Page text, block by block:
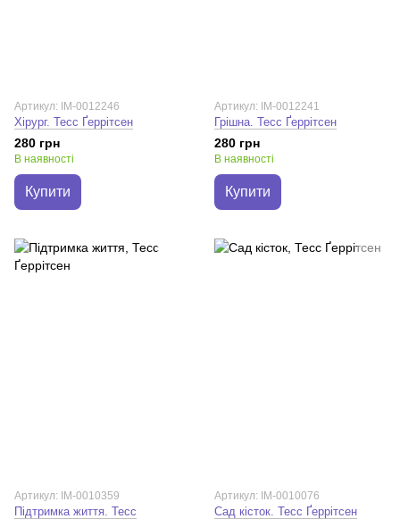
Артикул: IM-0012246
Хірург. Тесс Ґеррітсен
280 грн
В наявності
Купити
Артикул: IM-0012241
Грішна. Тесс Ґеррітсен
280 грн
В наявності
Купити
Артикул: IM-0010359
Підтримка життя. Тесс
Артикул: IM-0010076
Сад кісток. Тесс Ґеррітсен